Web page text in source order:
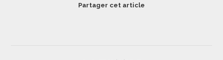
Partager cet article
Navigation